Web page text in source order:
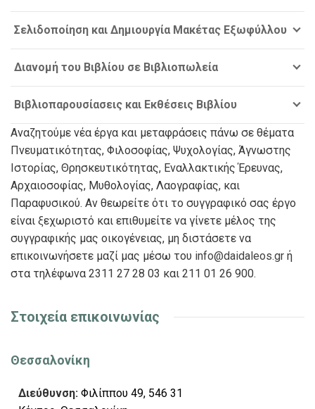
Σελιδοποίηση και Δημιουργία Μακέτας Εξωφύλλου
Διανομή του Βιβλίου σε Βιβλιοπωλεία
Βιβλιοπαρουσίασεις και Εκθέσεις Βιβλίου
Αναζητούμε νέα έργα και μεταφράσεις πάνω σε θέματα
Πνευματικότητας, Φιλοσοφίας, Ψυχολογίας, Άγνωστης
Ιστορίας, Θρησκευτικότητας, Εναλλακτικής Έρευνας,
Αρχαιοσοφίας, Μυθολογίας, Λαογραφίας, και
Παραφυσικού. Αν θεωρείτε ότι το συγγραφικό σας έργο
είναι ξεχωριστό και επιθυμείτε να γίνετε μέλος της
συγγραφικής μας οικογένειας, μη διστάσετε να
επικοινωνήσετε μαζί μας μέσω του info@daidaleos.gr ή
στα τηλέφωνα 2311 27 28 03 και 211 01 26 900.
Στοιχεία επικοινωνίας
Θεσσαλονίκη
Διεύθυνση: Φιλίππου 49, 546 31